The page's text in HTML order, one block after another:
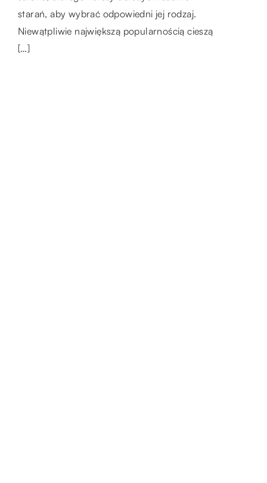
starań, aby wybrać odpowiedni jej rodzaj.
Niewątpliwie największą popularnością cieszą
[…]
[…]